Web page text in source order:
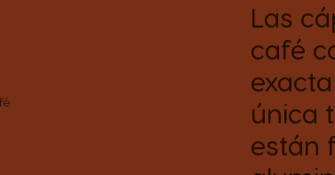
Las
café
única
están